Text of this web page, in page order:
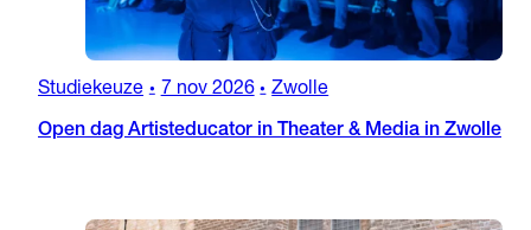
Studiekeuze • 7 nov 2026 • Zwolle
Open dag Artisteducator in Theater & Media in Zwolle